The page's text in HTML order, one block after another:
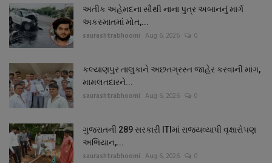
અતીક અહેમદના સૌથી નાના પુત્ર અબાનનું માર્ગ
અકસ્માતમાં મોત,...
saurashtrabhoomi Aug 6, 2026 0
કલ્યાણપુર તાલુકાને અછતગ્રસ્ત જાહેર કરવાની માંગ,
મામલતદારને...
saurashtrabhoomi Aug 6, 2026 0
ગુજરાતની 289 સરકારી ITIમાં રાજ્યવ્યાપી વૃક્ષારોપણ
અભિયાન,...
saurashtrabhoomi Aug 6, 2026 0